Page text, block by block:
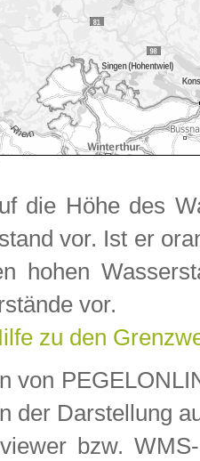
die Höhe des
vor. Ist er
hohen
vor.
zu den
von
der Darstellung
bzw.